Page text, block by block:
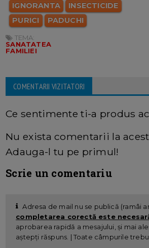
IGNORANTA
INSECTICIDE
PURICI
PADUCHI
TEMA:
SANATATEA
FAMILIEI
COMENTARII VIZITATORI
Ce sentimente ti-a produs
Nu exista comentarii la
Adauga-l tu pe primul!
Scrie un comentariu
Adresa de mail nu se publică (ramâi
completarea corectă este
aprobarea rapidă a mesajului, și mai
aștepți răspuns. | Toate câmpurile